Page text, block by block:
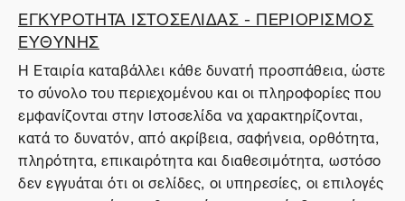
ΕΓΚΥΡΟΤΗΤΑ ΙΣΤΟΣΕΛΙΔΑΣ - ΠΕΡΙΟΡΙΣΜΟΣ
ΕΥΘΥΝΗΣ
Η Εταιρία καταβάλλει κάθε δυνατή προσπάθεια, ώστε
το σύνολο του περιεχομένου και οι πληροφορίες που
εμφανίζονται στην Ιστοσελίδα να χαρακτηρίζονται,
κατά το δυνατόν, από ακρίβεια, σαφήνεια, ορθότητα,
πληρότητα, επικαιρότητα και διαθεσιμότητα, ωστόσο
δεν εγγυάται ότι οι σελίδες, οι υπηρεσίες, οι επιλογές